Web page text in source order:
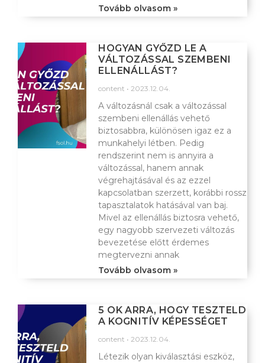
Tovább olvasom »
HOGYAN GYŐZD LE A
VÁLTOZÁSSAL SZEMBENI
ELLENÁLLÁST?
content 2023.12.04.
A változásnál csak a változással
szembeni ellenállás vehető
biztosabbra, különösen igaz ez a
munkahelyi létben. Pedig
rendszerint nem is annyira a
változással, hanem annak
végrehajtásával és az ezzel
kapcsolatban szerzett, korábbi rossz
tapasztalatok hatásával van baj.
Mivel az ellenállás biztosra vehető,
egy nagyobb szervezeti változás
bevezetése előtt érdemes
megtervezni annak
Tovább olvasom »
5 OK ARRA, HOGY TESZTELD
A KOGNITÍV KÉPESSÉGET
content 2023.12.04.
Létezik olyan kiválasztási eszköz,